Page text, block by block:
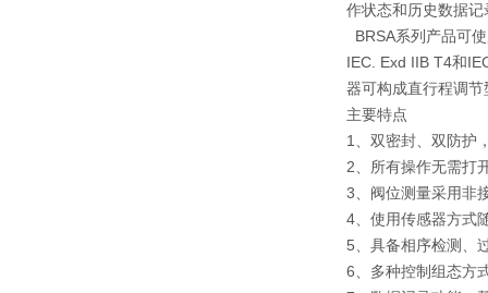
作状态和历史数据
BRSA系列产品可
IEC. Exd IIB T4和
器可构成直行程调
主要特点
1、双密封、双防护
2、所有操作无需打
3、阀位测量采用非
4、使用传感器方式
5、具备相序检测、
6、多种控制组态方